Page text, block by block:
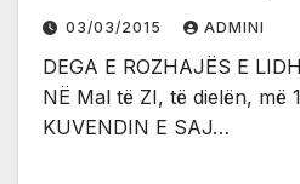
03/03/2015 ADMINI
DEGA E ROZHAJËS E
NË Mal të ZI, të dielën, më
KUVENDIN E SAJ…